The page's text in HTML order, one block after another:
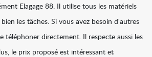
Elagage 88. Il utilise tous les matériels
les tâches. Si vous avez besoin d'autres
téléphoner directement. Il respecte aussi les
le prix proposé est intéressant et